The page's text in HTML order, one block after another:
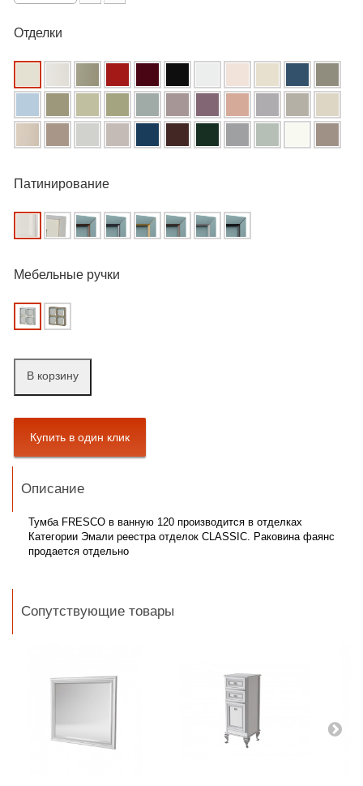
Отделки
Патинирование
Мебельные ручки
В корзину
Описание
Тумба FRESCO в ванную 120 производится в отделках
Категории Эмали реестра отделок CLASSIC. Раковина фаянс
продается отдельно
Сопутствующие товары